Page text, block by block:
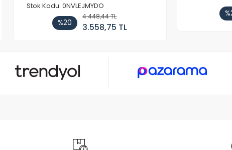
Stok Kodu: 0NVLEJMYDO
%20
4.448,44 TL
3.558,75 TL